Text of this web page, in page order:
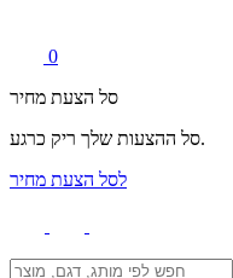
0
סל הצעת מחיר
סל ההצעות שלך ריק כרגע.
לסל הצעת מחיר